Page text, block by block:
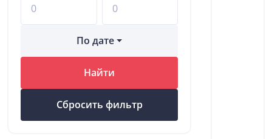
По дате
Найти
Сбросить фильтр